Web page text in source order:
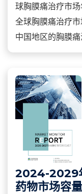
球胸膜痛治疗市
全球胸膜痛治疗
中国地区的胸膜
2024-2029
药物市场容